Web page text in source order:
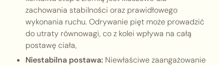
zachowania stabilności oraz prawidłowego
wykonania ruchu. Odrywanie pięt może prowadzić
do utraty równowagi, co z kolei wpływa na całą
postawę ciała,
Niestabilna postawa: Niewłaściwe zaangażowanie